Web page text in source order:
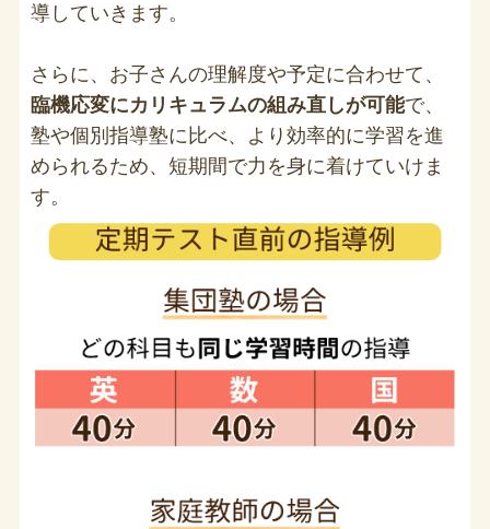
導していきます。
さらに、お子さんの理解度や予定に合わせて、
臨機応変にカリキュラムの組み直しが可能で、
塾や個別指導塾に比べ、より効率的に学習を進
められるため、短期間で力を身に着けていけま
す。